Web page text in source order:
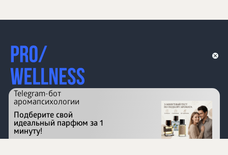
Перейти на сайт
Telegram-бот
аромапсихологии
Подберите свой
идеальный парфюм за 1
минуту!